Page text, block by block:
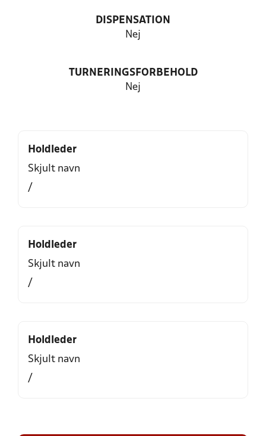
DISPENSATION
Nej
TURNERINGSFORBEHOLD
Nej
Holdleder
Skjult navn
/
Holdleder
Skjult navn
/
Holdleder
Skjult navn
/